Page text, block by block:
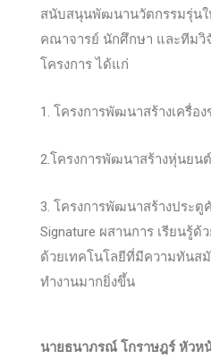
สนับสนุนพัฒนานวัตกรรมรุ่นใ
คณาจารย์ นักศึกษา และทีมวิ
โครงการ ได้แก่
1. โครงการพัฒนาสร้างเครื่อ
2.โครงการพัฒนาสร้างหุ่นยน
3. โครงการพัฒนาสร้างประตู
Signature ผสานการ เรียน
ด้วยเทคโนโลยีที่มีความทันส
ทำงานมากยิ่งขึ้น
นายธนาภรณ์ โกราษฎร์ หัวห